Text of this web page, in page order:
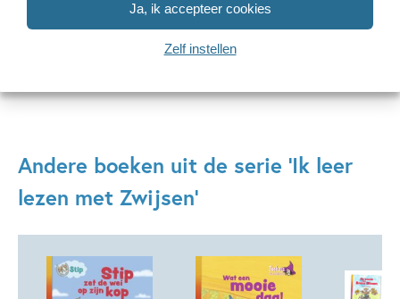
Ja, ik accepteer cookies
Zelf instellen
Lees verder
Andere boeken uit de serie 'Ik leer
lezen met Zwijsen'